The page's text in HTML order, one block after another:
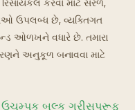
કરવા માટે સરળ,
ઉપલબ્ધ છે, વ્યક્તિગત
ઓળખને વધારે છે. તમારા
અનુકૂળ બનાવવા માટે